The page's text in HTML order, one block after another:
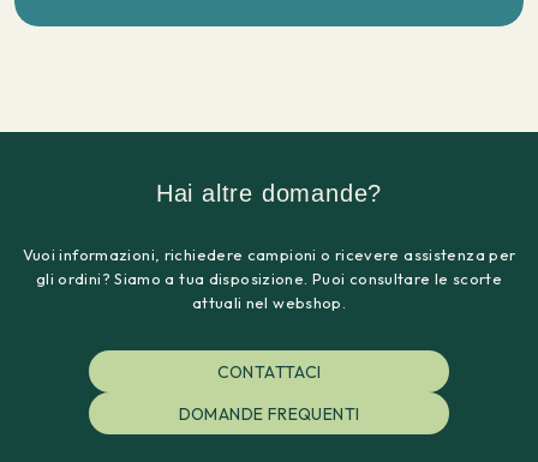
Hai altre domande?
Vuoi informazioni, richiedere campioni o ricevere assistenza per
gli ordini? Siamo a tua disposizione. Puoi consultare le scorte
attuali nel webshop.
CONTATTACI
DOMANDE FREQUENTI